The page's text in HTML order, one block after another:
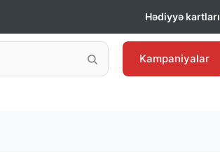
Hədiyyə kartları
Kampaniyalar